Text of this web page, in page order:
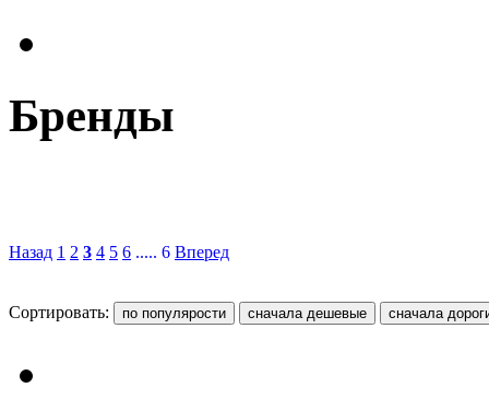
Бренды
Назад 1 2 3 4 5 6 ..... 6 Вперед
Сортировать: